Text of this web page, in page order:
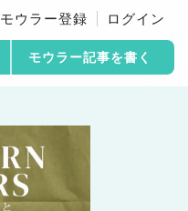
モウラー登録 ログイン
モウラー記事を書く